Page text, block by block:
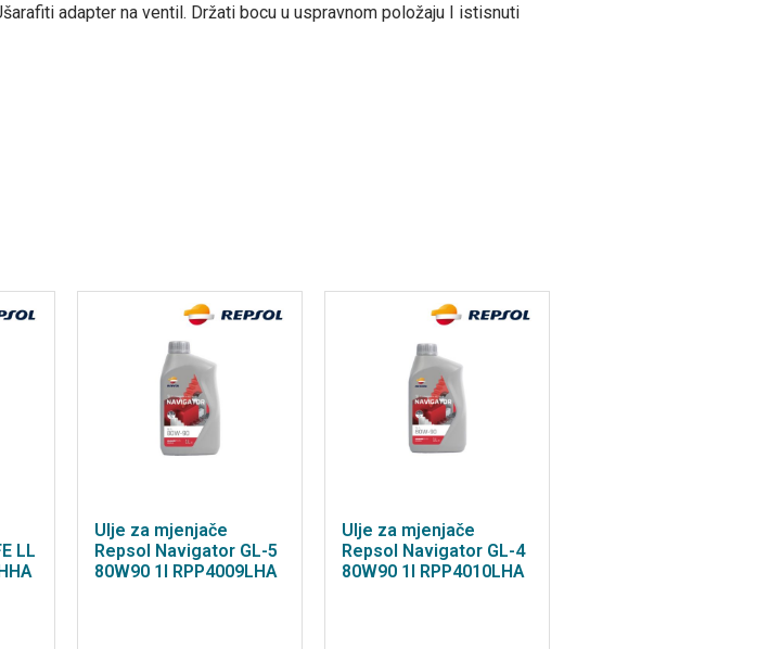
adapter na ventil. Držati bocu u uspravnom položaju I istisnuti
LL
Ulje za mjenjače
Repsol Navigator GL-5
80W90 1l RPP4009LHA
Ulje za mjenjače
Repsol Navigator GL-4
80W90 1l RPP4010LHA